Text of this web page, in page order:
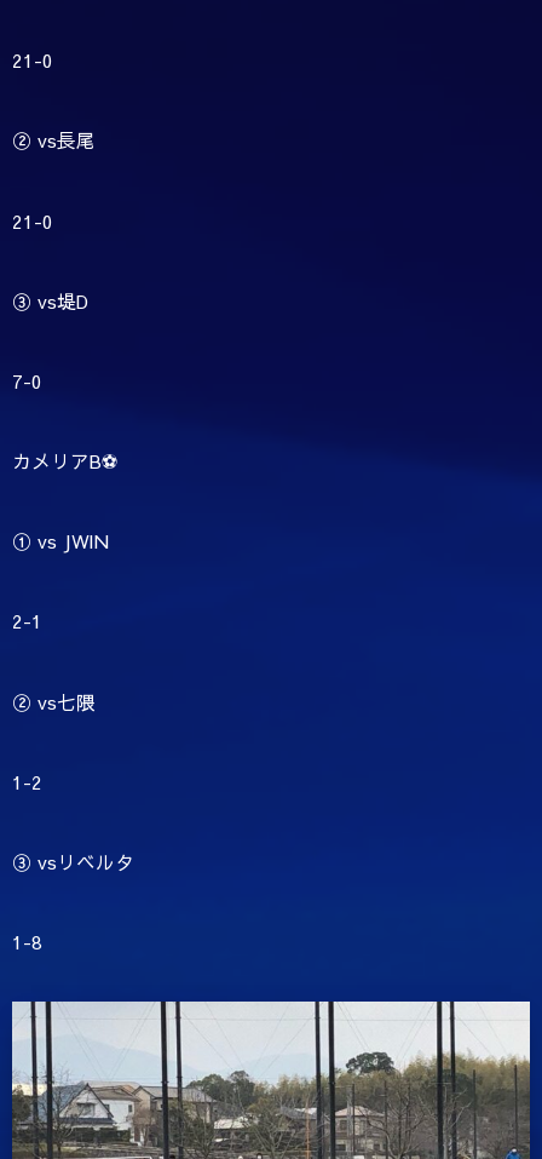
21-0
② vs長尾
21-0
③ vs堤D
7-0
カメリアB⚽️
① vs JWIN
2-1
② vs七隈
1-2
③ vsリベルタ
1-8